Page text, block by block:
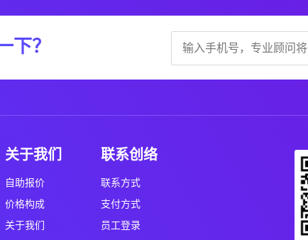
下？
关于我们
自助报价
价格构成
关于我们
联系创络
联系方式
支付方式
员工登录